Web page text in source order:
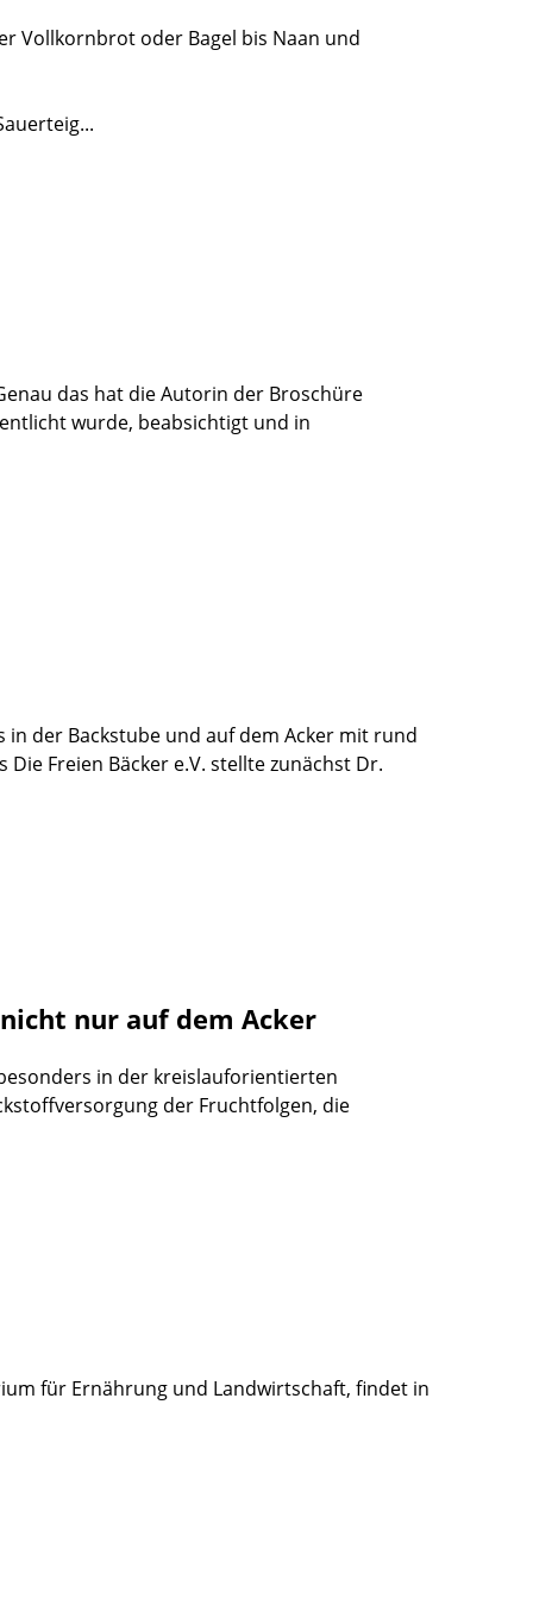
Vollkornbrot oder Bagel bis Naan und
das hat die Autorin der Broschüre
wurde, beabsichtigt und in
in der Backstube und auf dem Acker mit rund
Freien Bäcker e.V. stellte zunächst Dr.
nur auf dem Acker
in der kreislauforientierten
der Fruchtfolgen, die
für Ernährung und Landwirtschaft, findet in